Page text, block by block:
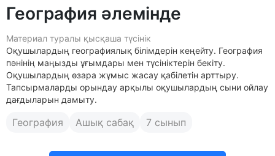
География әлемінде
Материал туралы қысқаша түсінік
Оқушылардың географиялық білімдерін кеңейту. География
пәнінің маңызды ұғымдары мен түсініктерін бекіту.
Оқушылардың өзара жұмыс жасау қабілетін арттыру.
Тапсырмаларды орындау арқылы оқушылардың сыни ойлау
дағдыларын дамыту.
География Ашық сабақ 7 сынып